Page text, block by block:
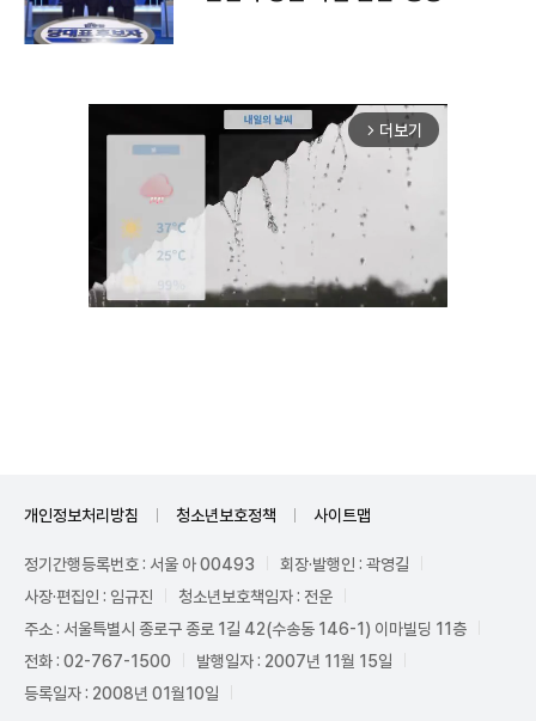
arrow_forward_ios 더보기
개인정보처리방침 청소년보호정책 사이트맵
정기간행등록번호 : 서울 아 00493
회장·발행인 : 곽영길
사장·편집인 : 임규진
청소년보호책임자 : 전운
주소 : 서울특별시 종로구 종로 1길 42(수송동 146-1) 이마빌딩 11층
전화 : 02-767-1500
발행일자 : 2007년 11월 15일
등록일자 : 2008년 01월10일